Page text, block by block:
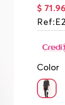
$ 71 .
Ref:
Color